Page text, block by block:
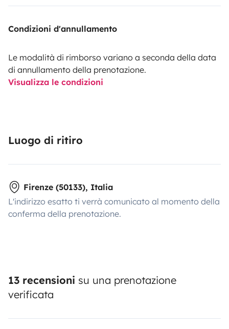
Condizioni d'annullamento
Le modalità di rimborso variano a seconda della data
di annullamento della prenotazione.
Visualizza le condizioni
Luogo di ritiro
Firenze (50133), Italia
L'indirizzo esatto ti verrà comunicato al momento della
conferma della prenotazione.
13 recensioni su una prenotazione
verificata